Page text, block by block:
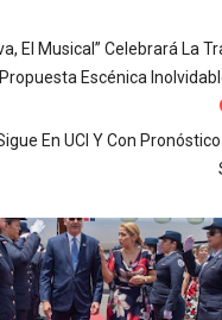
El Musical” Celebrará La
Escénica
En UCI Y Con